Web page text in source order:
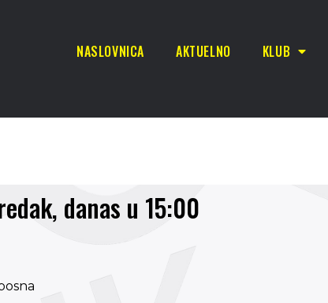
NASLOVNICA AKTUELNO KLUB
danas u 15:00